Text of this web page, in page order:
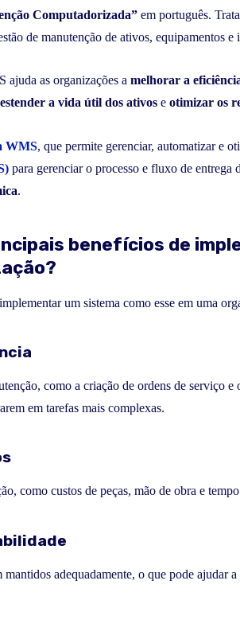
Computadorizada” em português.
de manutenção de ativos, equipamentos e
ajuda as organizações a melhorar a
estender a vida útil dos ativos e otimizar os
WMS, que permite gerenciar, automatizar e
para gerenciar o processo e fluxo de entrega
.
benefícios de
um sistema como esse em uma
como a criação de ordens de serviço
em tarefas mais complexas.
como custos de peças, mão de obra e
adequadamente, o que pode ajudar